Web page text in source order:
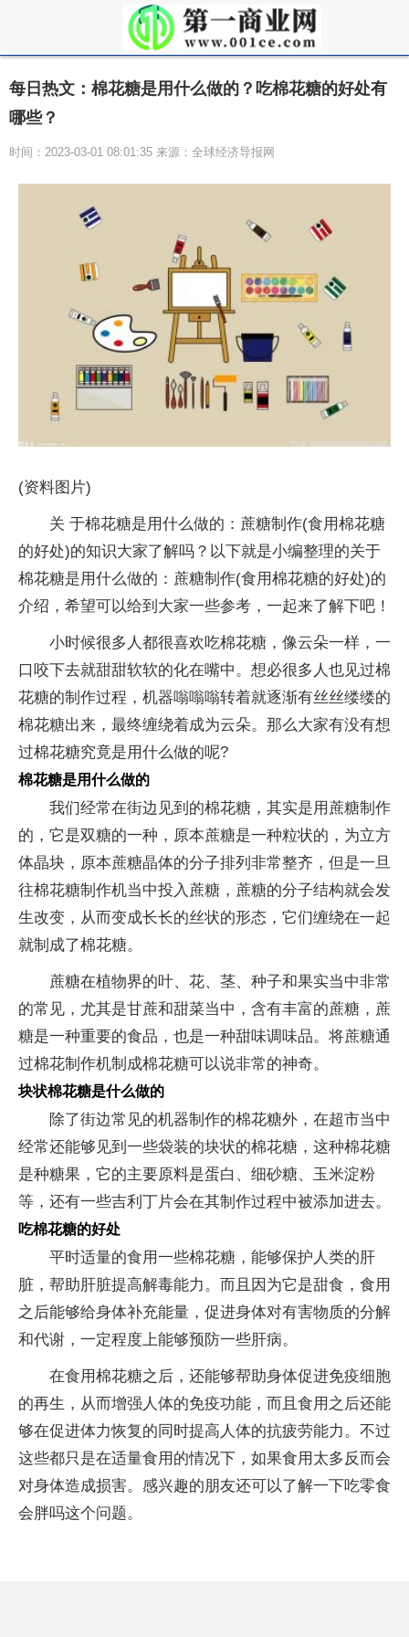
每日热文：棉花糖是用什么做的？吃棉花糖的好处有
哪些？
时间：2023-03-01 08:01:35 来源：全球经济导报网
(资料图片)
关 于棉花糖是用什么做的：蔗糖制作(食用棉花糖
的好处)的知识大家了解吗？以下就是小编整理的关于
棉花糖是用什么做的：蔗糖制作(食用棉花糖的好处)的
介绍，希望可以给到大家一些参考，一起来了解下吧！
小时候很多人都很喜欢吃棉花糖，像云朵一样，一
口咬下去就甜甜软软的化在嘴中。想必很多人也见过棉
花糖的制作过程，机器嗡嗡嗡转着就逐渐有丝丝缕缕的
棉花糖出来，最终缠绕着成为云朵。那么大家有没有想
过棉花糖究竟是用什么做的呢?
棉花糖是用什么做的
我们经常在街边见到的棉花糖，其实是用蔗糖制作
的，它是双糖的一种，原本蔗糖是一种粒状的，为立方
体晶块，原本蔗糖晶体的分子排列非常整齐，但是一旦
往棉花糖制作机当中投入蔗糖，蔗糖的分子结构就会发
生改变，从而变成长长的丝状的形态，它们缠绕在一起
就制成了棉花糖。
蔗糖在植物界的叶、花、茎、种子和果实当中非常
的常见，尤其是甘蔗和甜菜当中，含有丰富的蔗糖，蔗
糖是一种重要的食品，也是一种甜味调味品。将蔗糖通
过棉花制作机制成棉花糖可以说非常的神奇。
块状棉花糖是什么做的
除了街边常见的机器制作的棉花糖外，在超市当中
经常还能够见到一些袋装的块状的棉花糖，这种棉花糖
是种糖果，它的主要原料是蛋白、细砂糖、玉米淀粉
等，还有一些吉利丁片会在其制作过程中被添加进去。
吃棉花糖的好处
平时适量的食用一些棉花糖，能够保护人类的肝
脏，帮助肝脏提高解毒能力。而且因为它是甜食，食用
之后能够给身体补充能量，促进身体对有害物质的分解
和代谢，一定程度上能够预防一些肝病。
在食用棉花糖之后，还能够帮助身体促进免疫细胞
的再生，从而增强人体的免疫功能，而且食用之后还能
够在促进体力恢复的同时提高人体的抗疲劳能力。不过
这些都只是在适量食用的情况下，如果食用太多反而会
对身体造成损害。感兴趣的朋友还可以了解一下吃零食
会胖吗这个问题。